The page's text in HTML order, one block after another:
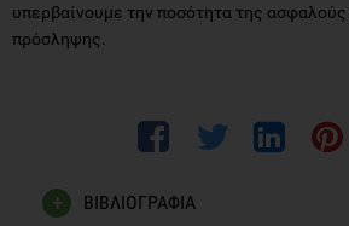
υπερβαίνουμε την ποσότητα της
πρόσληψης.
ΒΙΒΛΙΟΓΡΑΦΙΑ